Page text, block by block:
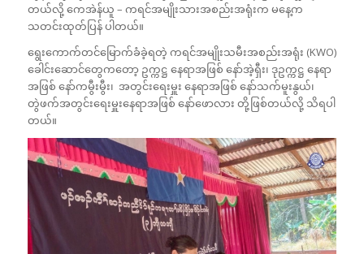
တယ်လို့ ကေအဲန်ယူ – ကရင်အမျိုးသားအစည်းအရုံးက မနေ့က
သတင်းထုတ်ပြန် ပါတယ်။
ရွေးကောက်တင်မြောက်ခံခဲ့ရတဲ့ ကရင်အမျိုးသမီးအစည်းအရုံး (KWO)
ခေါင်းဆောင်တွေကတော့ ဥက္ကဋ္ဌ နေရာအဖြစ် နော်အဲ့ရှီး၊ ဒုဥက္ကဋ္ဌ နေရာ
အဖြစ် နော်ကမွီးမွီး၊ အတွင်းရေးမှူး နေရာအဖြစ် နော်သက်မူးနွယ်၊
တွဲဖက်အတွင်းရေးမှူးနေရာအဖြစ် နော်ဖောလား တို့ဖြစ်တယ်လို့ သိရပါ
တယ်။